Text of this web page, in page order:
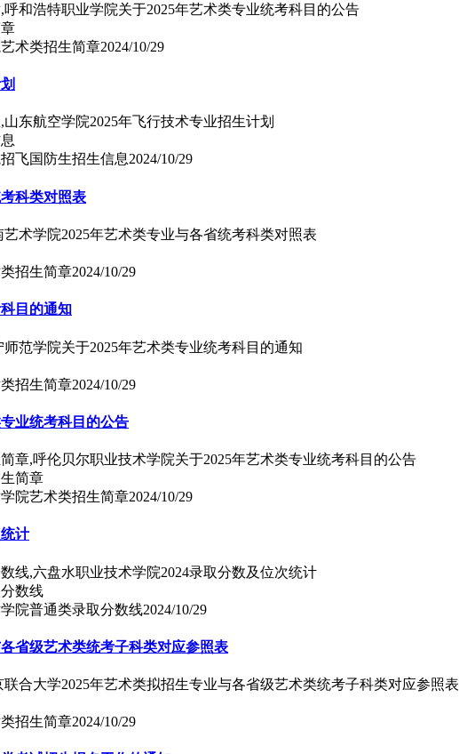
和浩特职业学院关于2025年艺术类专业统考科目的公告
术类招生简章2024/10/29
东航空学院2025年飞行技术专业招生计划
飞国防生招生信息2024/10/29
科类对照表
术学院2025年艺术类专业与各省统考科类对照表
招生简章2024/10/29
目的通知
范学院关于2025年艺术类专业统考科目的通知
招生简章2024/10/29
业统考科目的公告
章,呼伦贝尔职业技术学院关于2025年艺术类专业统考科目的公告
院艺术类招生简章2024/10/29
计
线,六盘水职业技术学院2024录取分数及位次统计
院普通类录取分数线2024/10/29
省级艺术类统考子科类对应参照表
合大学2025年艺术类拟招生专业与各省级艺术类统考子科类对应参照表
招生简章2024/10/29